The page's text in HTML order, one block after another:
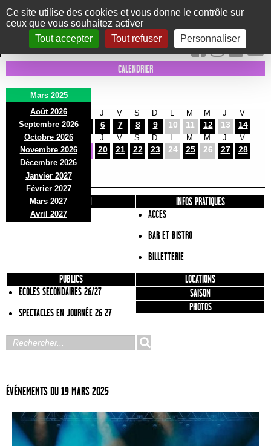
Panneau de gestion des cookies
Ce site utilise des cookies et vous donne le contrôle sur
ceux que vous souhaitez activer
Tout accepter
Tout refuser Personnaliser
Le Marni
CONCERTS DANSE/CIRQUE THÉÂTRE KIDS EXPOS EVENTS
INTRA MUROS
CALENDRIER
Mars 2025
Août 2026
Septembre 2026
Octobre 2026
Novembre 2026
Décembre 2026
Janvier 2027
Février 2027
Mars 2027
Avril 2027
D
2
L
3
M
4
J
6
V
7
S
8
D
9 10
M
11
M
12
J
13
V
14
D
16
L
17
M
18
J
20
V
21
S
22
D
23 24
M
25
M
26
J
27
V
28
D
30
L
31
PRÉSENTATION
INFOS PRATIQUES
ACCES
BAR ET BISTRO
BILLETTERIE
PUBLICS
ECOLES SECONDAIRES 26/27
SPECTACLES EN JOURNÉE 26 27
LOCATIONS
SAISON
PHOTOS
ÉVÉNEMENTS DU 19 MARS 2025